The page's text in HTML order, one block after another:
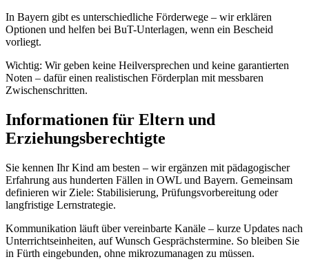
In Bayern gibt es unterschiedliche Förderwege – wir erklären
Optionen und helfen bei BuT-Unterlagen, wenn ein Bescheid
vorliegt.
Wichtig: Wir geben keine Heilversprechen und keine garantierten
Noten – dafür einen realistischen Förderplan mit messbaren
Zwischenschritten.
Informationen für Eltern und
Erziehungsberechtigte
Sie kennen Ihr Kind am besten – wir ergänzen mit pädagogischer
Erfahrung aus hunderten Fällen in OWL und Bayern. Gemeinsam
definieren wir Ziele: Stabilisierung, Prüfungsvorbereitung oder
langfristige Lernstrategie.
Kommunikation läuft über vereinbarte Kanäle – kurze Updates nach
Unterrichtseinheiten, auf Wunsch Gesprächstermine. So bleiben Sie
in Fürth eingebunden, ohne mikrozumanagen zu müssen.